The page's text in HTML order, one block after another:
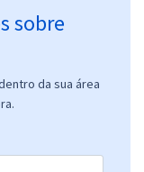
sobre
da sua área